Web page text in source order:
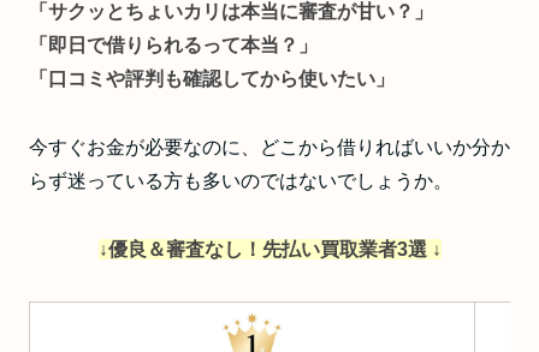
「サクッとちょいカリは本当に審査が甘い？」
「即日で借りられるって本当？」
「口コミや評判も確認してから使いたい」
今すぐお金が必要なのに、どこから借りればいいか分か
らず迷っている方も多いのではないでしょうか。
↓優良＆審査なし！先払い買取業者3選 ↓